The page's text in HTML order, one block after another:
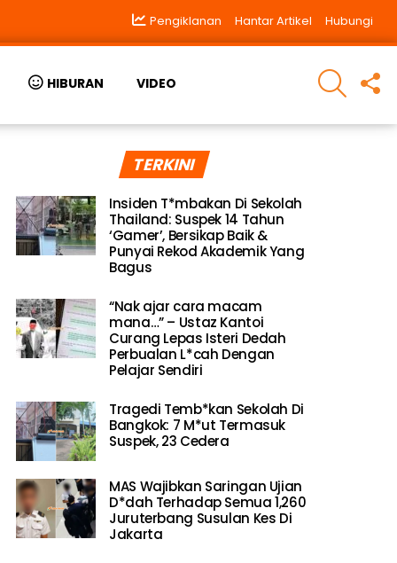
Pengiklanan Hantar Artikel Hubungi
HIBURAN VIDEO
SEARCH
TERKINI
Insiden T*mbakan Di Sekolah
Thailand: Suspek 14 Tahun
‘Gamer’, Bersikap Baik &
Punyai Rekod Akademik Yang
Bagus
“Nak ajar cara macam
mana…” – Ustaz Kantoi
Curang Lepas Isteri Dedah
Perbualan L*cah Dengan
Pelajar Sendiri
Tragedi Temb*kan Sekolah Di
Bangkok: 7 M*ut Termasuk
Suspek, 23 Cedera
MAS Wajibkan Saringan Ujian
D*dah Terhadap Semua 1,260
Juruterbang Susulan Kes Di
Jakarta